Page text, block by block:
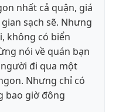
nhất cả quận, giá
sạch sẽ. Nhưng
không có biển
nói về quán bạn
đi qua một
Nhưng chỉ có
bao giờ đông